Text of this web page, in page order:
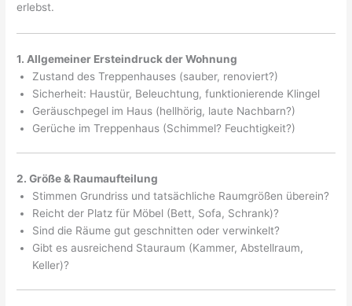
erlebst.
1. Allgemeiner Ersteindruck der Wohnung
Zustand des Treppenhauses (sauber, renoviert?)
Sicherheit: Haustür, Beleuchtung, funktionierende Klingel
Geräuschpegel im Haus (hellhörig, laute Nachbarn?)
Gerüche im Treppenhaus (Schimmel? Feuchtigkeit?)
2. Größe & Raumaufteilung
Stimmen Grundriss und tatsächliche Raumgrößen überein?
Reicht der Platz für Möbel (Bett, Sofa, Schrank)?
Sind die Räume gut geschnitten oder verwinkelt?
Gibt es ausreichend Stauraum (Kammer, Abstellraum,
Keller)?